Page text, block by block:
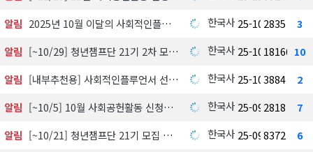
알림
2025년 10월 이달의 사회적인플루언서 선정 발표 공개 한국사회공헌협회
25-10-21
2835
3
알림
[~10/29] 청년챔프단 21기 2차 모집 中 한국사회공헌협회
25-10-19
18166 10
알림
[내부추천용] 사회적인플루언서 선발中 한국사회공헌협회
25-10-13
3884
2
알림
[~10/5] 10월 사회공헌활동 신청하기 한국사회공헌협회
25-09-30
2818
7
알림
[~10/21] 청년챔프단 21기 모집 中 한국사회공헌협회
25-09-26
8372
6